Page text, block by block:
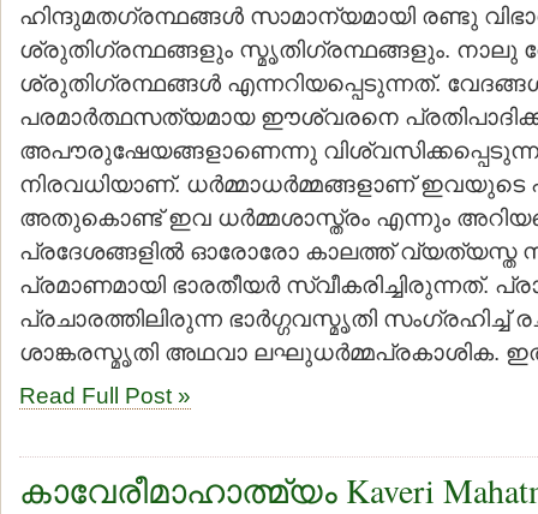
ഹിന്ദുമതഗ്രന്ഥങ്ങള്‍ സാമാന്യമായി രണ്ടു
ശ്രുതിഗ്രന്ഥങ്ങളും സ്മൃതിഗ്രന്ഥങ്ങളും. നാലു
ശ്രുതിഗ്രന്ഥങ്ങള്‍ എന്നറിയപ്പെടുന്നത്.
പരമാര്‍ത്ഥസത്യമായ ഈശ്വരനെ
അപൗരുഷേയങ്ങളാണെന്നു
നിരവധിയാണ്. ധര്‍മ്മാധര്‍മ്മങ്ങളാണ് ഇവയുടെ
അതുകൊണ്ട് ഇവ ധര്‍മ്മശാസ്ത്രം എന്നും
പ്രദേശങ്ങളില്‍ ഓരോരോ കാലത്ത് വ്യത്യസ്ത
പ്രമാണമായി ഭാരതീയര്‍ സ്വീകരിച്ചിരുന്നത്.
പ്രചാരത്തിലിരുന്ന ഭാര്‍ഗ്ഗവസ്മൃതി സംഗ്രഹിച്ച്
ശാങ്കരസ്മൃതി അഥവാ ലഘുധര്‍മ്മപ്രകാശിക.
Read Full Post »
കാവേരീമാഹാത്മ്യം Kaveri